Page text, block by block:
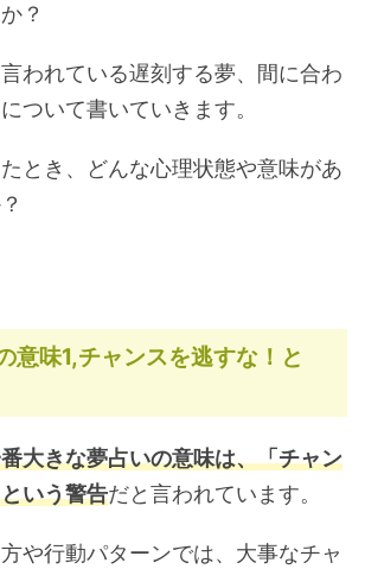
？
われている遅刻する夢、間に合わ
ついて書いていきます。
とき、どんな心理状態や意味があ
意味1,チャンスを逃すな！と
大きな夢占いの意味は、「チャン
いう警告だと言われています。
や行動パターンでは、大事なチャ